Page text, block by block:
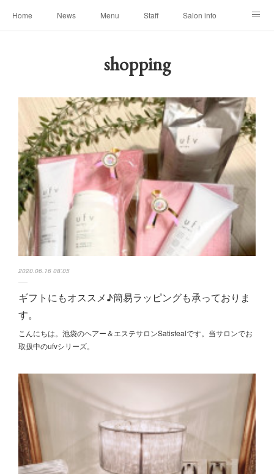
Home News Menu Staff Salon info
shopping
2020.06.16 08:05
ギフトにもオススメ♪簡易ラッピングも承っておりま
す。
こんにちは。池袋のヘアー＆エステサロンSatisfealです。当サロンでお
取扱中のufvシリーズ 。